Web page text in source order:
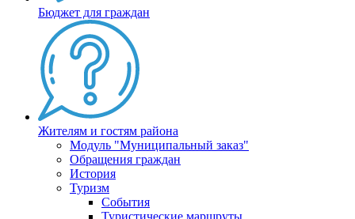
Бюджет для граждан
Жителям и гостям района
Модуль "Муниципальный заказ"
Обращения граждан
История
Туризм
События
Туристические маршруты